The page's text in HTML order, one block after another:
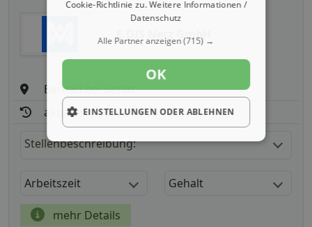
E.DIS Netz GmbH
Bernau bei Berlin
aktualisiert seit: 06.08.2026
Stellenbeschreibung:
Arbeitszeit Gehalt
mehr Details
Cookie-Richtlinie zu.Weitere Informationen /
Datenschutz
Alle Partner anzeigen(715) →
OK
EINSTELLUNGEN ODER ABLEHNEN